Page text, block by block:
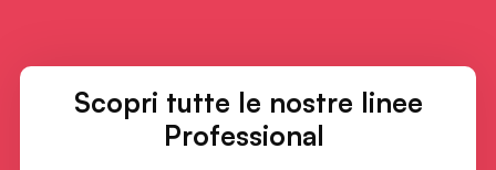
Scopri tutte le nostre linee
Professional